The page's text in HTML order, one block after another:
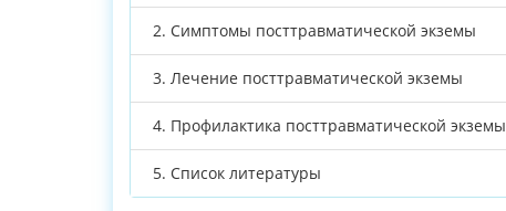
2. Симптомы посттравматической экземы
3. Лечение посттравматической экземы
4. Профилактика посттравматической экземы
5. Список литературы